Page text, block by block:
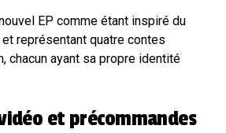
EP comme étant inspiré du
représentant quatre contes
chacun ayant sa propre identité
et précommandes